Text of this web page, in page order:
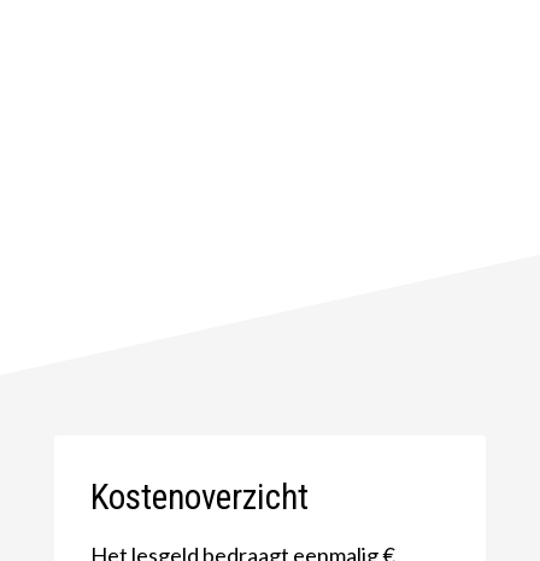
Kostenoverzicht
Het lesgeld bedraagt eenmalig €